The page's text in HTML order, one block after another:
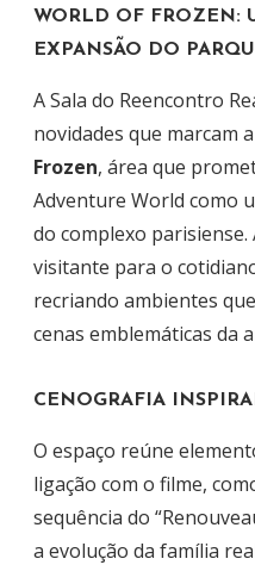
WORLD OF FROZEN:
EXPANSÃO DO
A Sala do Reencontro
novidades que marcam
Frozen, área que
Adventure World como
do complexo
visitante para o
recriando ambientes
cenas emblemáticas da
CENOGRAFIA
O espaço reúne
ligação com o filme,
sequência do
a evolução da família